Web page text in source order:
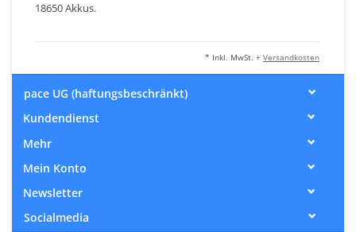
18650 Akkus.
* Inkl. MwSt. + Versandkosten
pace UG (haftungsbeschränkt)
Kundendienst
Mehr
Mein Konto
Newsletter
Socialmedia